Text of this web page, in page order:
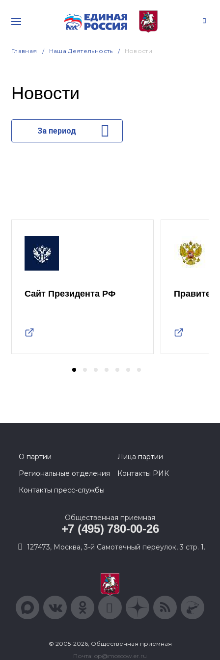
Главная Наша Деятельность Новости
Новости
За период
Сайт Президента РФ
О партии
Лица партии
Региональные отделения
Контакты РИК
Контакты пресс-службы
Общественная приемная
+7 (495) 780-00-26
127473, Москва, 3-й Самотечный переулок, 3 стр. 1.
© 2005-2026, Общественная приемная
Почта: op@moscow.er.ru